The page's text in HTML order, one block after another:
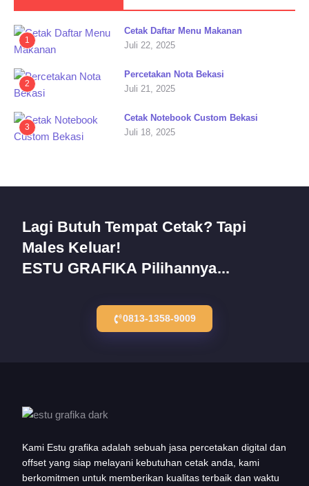
1
Cetak Daftar Menu Makanan
Juli 22, 2025
2
Percetakan Nota Bekasi
Juli 21, 2025
3
Cetak Notebook Custom Bekasi
Juli 18, 2025
Lagi Butuh Tempat Cetak? Tapi
Males Keluar!
ESTU GRAFIKA Pilihannya...
0813-1358-9009
Kami Estu grafika adalah sebuah jasa percetakan digital dan
offset yang siap melayani kebutuhan cetak anda, kami
berkomitmen untuk memberikan kualitas terbaik dan waktu